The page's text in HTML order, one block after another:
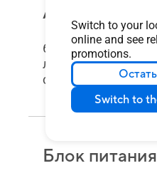
Switch to your
online and see
promotions.
Switch to
Аккумулятор
63 Вт·ч, 3S1P, 3
литий-ионный, С
сроком службы
Блок питания